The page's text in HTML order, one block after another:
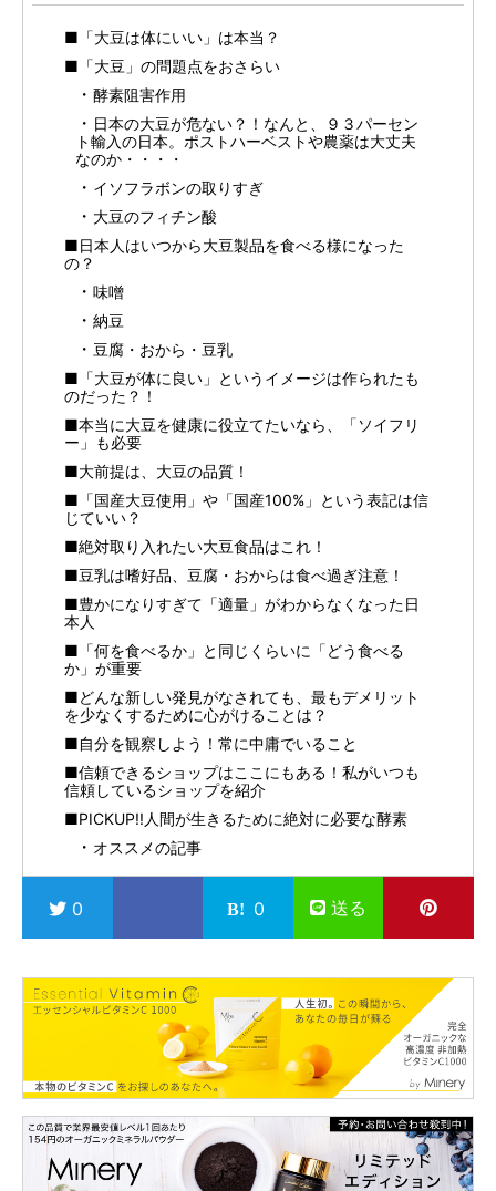
■「大豆は体にいい」は本当？
■「大豆」の問題点をおさらい
酵素阻害作用
日本の大豆が危ない？！なんと、９３パーセン
ト輸入の日本。ポストハーベストや農薬は大丈夫
なのか・・・・
イソフラボンの取りすぎ
大豆のフィチン酸
■日本人はいつから大豆製品を食べる様になった
の？
味噌
納豆
豆腐・おから・豆乳
■「大豆が体に良い」というイメージは作られたも
のだった？！
■本当に大豆を健康に役立てたいなら、「ソイフリ
ー」も必要
■大前提は、大豆の品質！
■「国産大豆使用」や「国産100%」という表記は信
じていい？
■絶対取り入れたい大豆食品はこれ！
■豆乳は嗜好品、豆腐・おからは食べ過ぎ注意！
■豊かになりすぎて「適量」がわからなくなった日
本人
■「何を食べるか」と同じくらいに「どう食べる
か」が重要
■どんな新しい発見がなされても、最もデメリット
を少なくするために心がけることは？
■自分を観察しよう！常に中庸でいること
■信頼できるショップはここにもある！私がいつも
信頼しているショップを紹介
■PICKUP!!人間が生きるために絶対に必要な酵素
オススメの記事
0 0 送る